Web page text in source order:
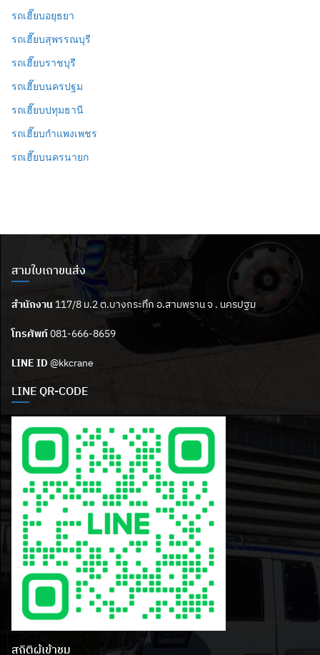
รถเฮี๊ยบอยุธยา
รถเฮี๊ยบสุพรรณบุรี
รถเฮี๊ยบราชบุรี
รถเฮี๊ยบนครปฐม
รถเฮี๊ยบปทุมธานี
รถเฮี๊ยบกำแพงเพชร
รถเฮี๊ยบนครนายก
สามใบเถาขนส่ง
สำนักงาน 117/8 ม.2 ต.บางกระทึก อ.สามพราน จ . นครปฐม
โทรศัพท์081-666-8659
LINE ID @kkcrane
LINE QR-CODE
สถิติผู้เข้าชม